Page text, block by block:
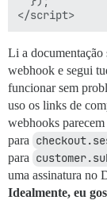
Li a documentação
webhook e segui
funcionar sem
uso os links de
webhooks
para
para
uma assinatura no
Idealmente, eu